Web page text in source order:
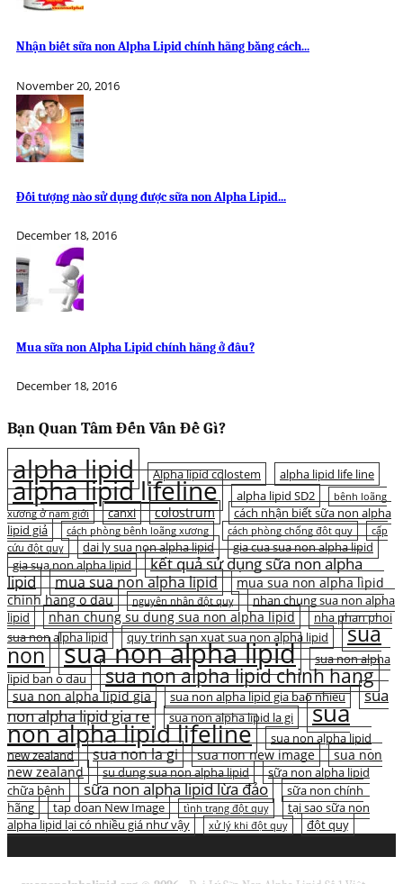
Nhận biết sữa non Alpha Lipid chính hãng bằng cách...
November 20, 2016
Đối tượng nào sử dụng được sữa non Alpha Lipid...
December 18, 2016
Mua sữa non Alpha Lipid chính hãng ở đâu?
December 18, 2016
Bạn Quan Tâm Đến Vấn Đề Gì?
alpha lipid Alpha lipid colostem alpha lipid life line
alpha lipid lifeline alpha lipid SD2
bệnh loãng
xương ở nam giới
canxi colostrum
cách nhận biết sữa non alpha
lipid giả
cách phòng bệnh loãng xương cách phòng chống đột quỵ
cấp
cứu đột quỵ
dai ly sua non alpha lipid
gia cua sua non alpha lipid
gia sua non alpha lipid
kết quả sử dụng sữa non alpha
lipid
mua sua non alpha lipid
mua sua non alpha lipid
chinh hang o dau
nguyên nhân đột quỵ
nhan chung sua non alpha
lipid
nhan chung su dung sua non alpha lipid
nha phan phoi
sua non alpha lipid
quy trinh san xuat sua non alpha lipid sua
non sua non alpha lipid
sua non alpha
lipid ban o dau
sua non alpha lipid chinh hang
sua non alpha lipid gia sua non alpha lipid gia bao nhieu
sua
non alpha lipid gia re
sua non alpha lipid la gi sua
non alpha lipid lifeline
sua non alpha lipid
new zealand
sua non la gi sua non new image
sua non
new zealand
su dung sua non alpha lipid
sữa non alpha lipid
chữa bệnh
sữa non alpha lipid lừa đảo
sữa non chính
hãng
tap doan New Image tình trạng đột quỵ
tại sao sữa non
alpha lipid lại có nhiều giá như vậy
xử lý khi đột quỵ đột quỵ